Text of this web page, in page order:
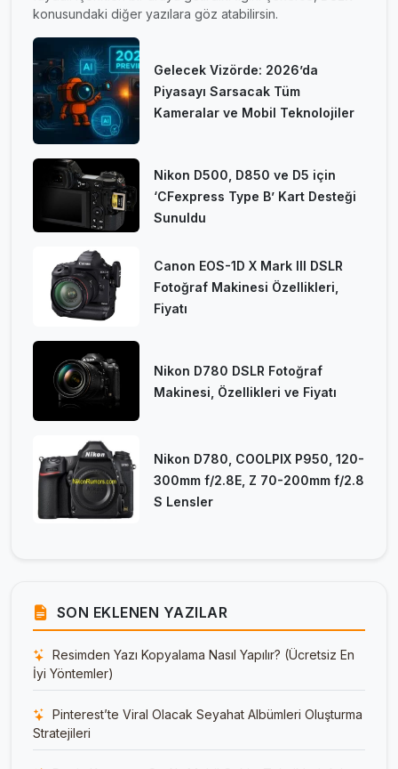
konusundaki diğer yazılara göz atabilirsin.
Gelecek Vizörde: 2026’da
Piyasayı Sarsacak Tüm
Kameralar ve Mobil Teknolojiler
Nikon D500, D850 ve D5 için
‘CFexpress Type B’ Kart Desteği
Sunuldu
Canon EOS-1D X Mark III DSLR
Fotoğraf Makinesi Özellikleri,
Fiyatı
Nikon D780 DSLR Fotoğraf
Makinesi, Özellikleri ve Fiyatı
Nikon D780, COOLPIX P950, 120-
300mm f/2.8E, Z 70-200mm f/2.8
S Lensler
SON EKLENEN YAZILAR
Resimden Yazı Kopyalama Nasıl Yapılır? (Ücretsiz En
İyi Yöntemler)
Pinterest’te Viral Olacak Seyahat Albümleri Oluşturma
Stratejileri